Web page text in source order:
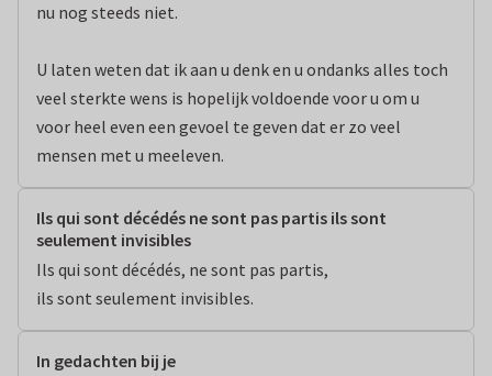
nu nog steeds niet.
U laten weten dat ik aan u denk en u ondanks alles toch
veel sterkte wens is hopelijk voldoende voor u om u
voor heel even een gevoel te geven dat er zo veel
mensen met u meeleven.
Ils qui sont décédés ne sont pas partis ils sont
seulement invisibles
Ils qui sont décédés, ne sont pas partis,
ils sont seulement invisibles.
In gedachten bij je